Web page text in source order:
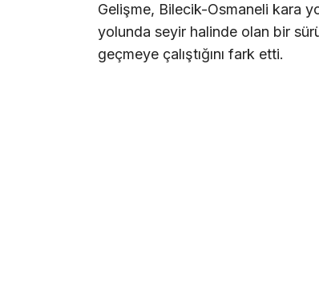
Gelişme, Bilecik-Osmaneli kara
yolunda seyir halinde olan bir
geçmeye çalıştığını fark etti.